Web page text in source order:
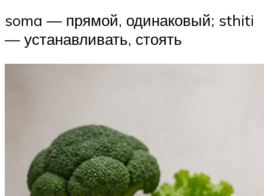
soma — прямой, одинаковый; sthiti
— устанавливать, стоять